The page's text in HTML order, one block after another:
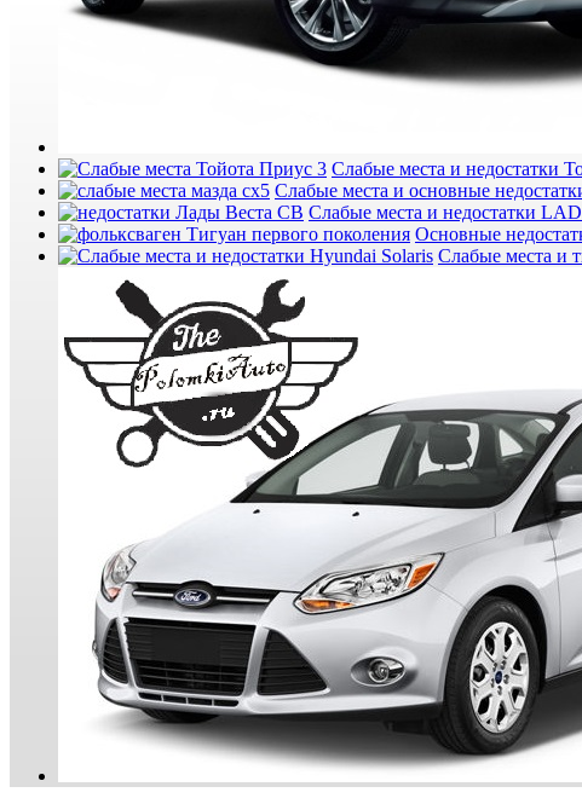
Слабые места и недостатки
Слабые места и основные
Слабые места и недостатки
Основные
Слабые места и